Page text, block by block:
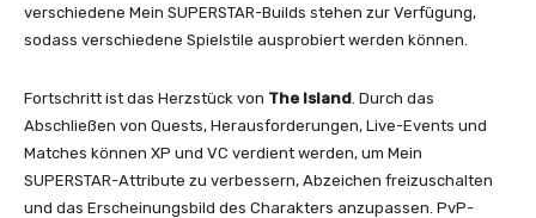
verschiedene Mein SUPERSTAR-Builds stehen zur Verfügung,
sodass verschiedene Spielstile ausprobiert werden können.
Fortschritt ist das Herzstück von The Island . Durch das
Abschließen von Quests, Herausforderungen, Live-Events und
Matches können XP und VC verdient werden, um Mein
SUPERSTAR-Attribute zu verbessern, Abzeichen freizuschalten
und das Erscheinungsbild des Charakters anzupassen. PvP-